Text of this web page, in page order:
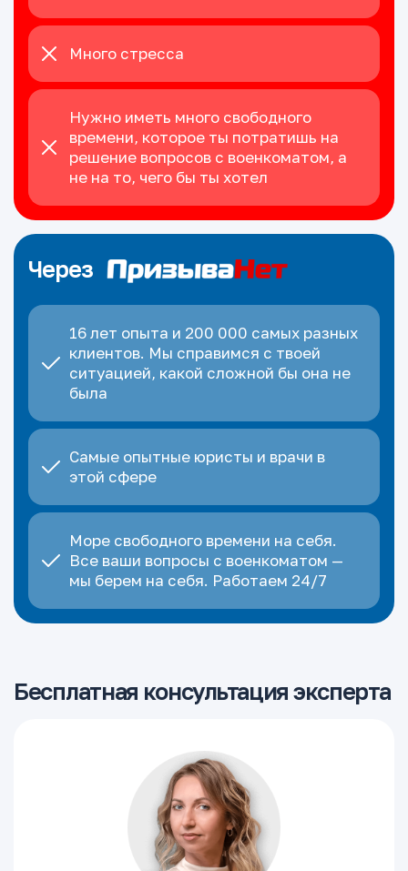
Много стресса
Нужно иметь много свободного
времени, которое ты потратишь на
решение вопросов с военкоматом, а
не на то, чего бы ты хотел
Через
16 лет опыта и 200 000 самых разных
клиентов. Мы справимся с твоей
ситуацией, какой сложной бы она не
была
Самые опытные юристы и врачи в
этой сфере
Море свободного времени на себя.
Все ваши вопросы с военкоматом —
мы берем на себя. Работаем 24/7
Бесплатная консультация эксперта